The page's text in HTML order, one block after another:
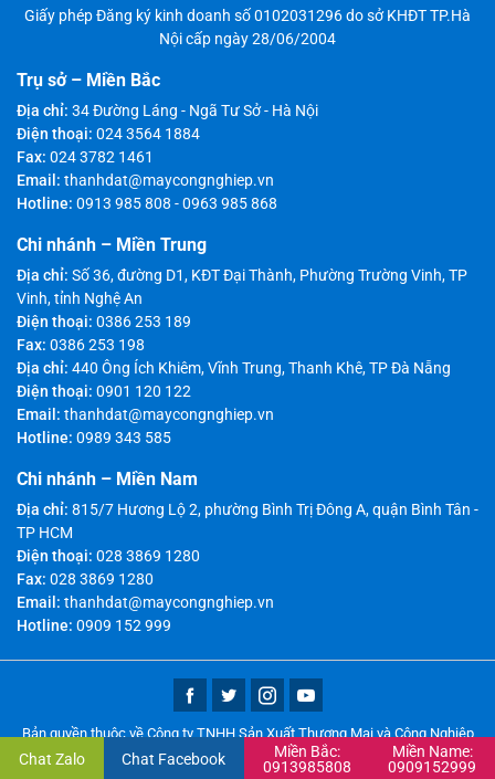
Giấy phép Đăng ký kinh doanh số 0102031296 do sở KHĐT TP.Hà
Nội cấp ngày 28/06/2004
Trụ sở – Miền Bắc
Địa chỉ: 34 Đường Láng - Ngã Tư Sở - Hà Nội
Điện thoại: 024 3564 1884
Fax: 024 3782 1461
Email: thanhdat@maycongnghiep.vn
Hotline: 0913 985 808 -0963 985 868
Chi nhánh – Miền Trung
Địa chỉ: Số 36, đường D1, KĐT Đại Thành, Phường Trường Vinh, TP
Vinh, tỉnh Nghệ An
Điện thoại: 0386 253 189
Fax: 0386 253 198
Địa chỉ: 440 Ông Ích Khiêm, Vĩnh Trung, Thanh Khê, TP Đà Nẵng
Điện thoại: 0901 120 122
Email: thanhdat@maycongnghiep.vn
Hotline: 0989 343 585
Chi nhánh – Miền Nam
Địa chỉ: 815/7 Hương Lộ 2, phường Bình Trị Đông A, quận Bình Tân -
TP HCM
Điện thoại: 028 3869 1280
Fax: 028 3869 1280
Email: thanhdat@maycongnghiep.vn
Hotline: 0909 152 999
Bản quyền thuộc về Công ty TNHH Sản Xuất Thương Mại và Công Nghiệp
Thành Đạt
Chat Zalo Chat Facebook
Miền Bắc:
0913985808
Miền Name:
0909152999